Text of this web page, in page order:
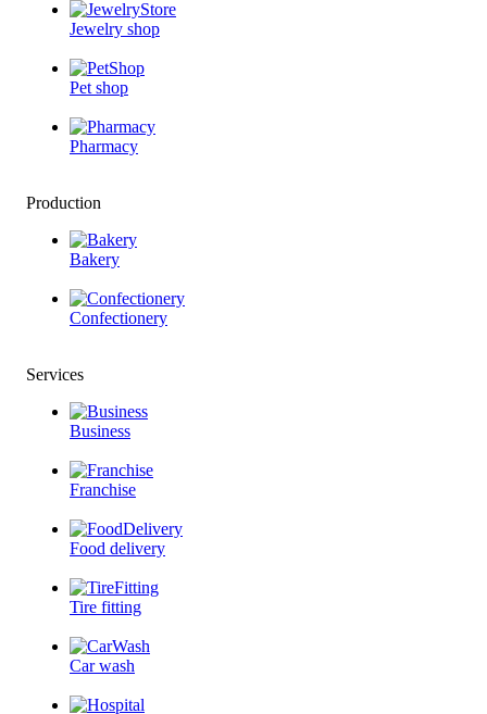
Jewelry shop
Pet shop
Pharmacy
Production
Bakery
Confectionery
Services
Business
Franchise
Food delivery
Tire fitting
Car wash